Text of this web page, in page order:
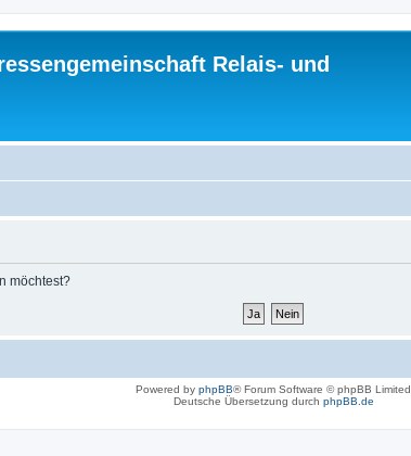
Relais- und
möchtest?
Powered by phpBB® Forum Software © phpBB Limited
Deutsche Übersetzung durch phpBB.de